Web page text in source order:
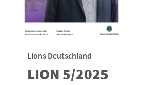
Lions Deutschland
LION 5/2025